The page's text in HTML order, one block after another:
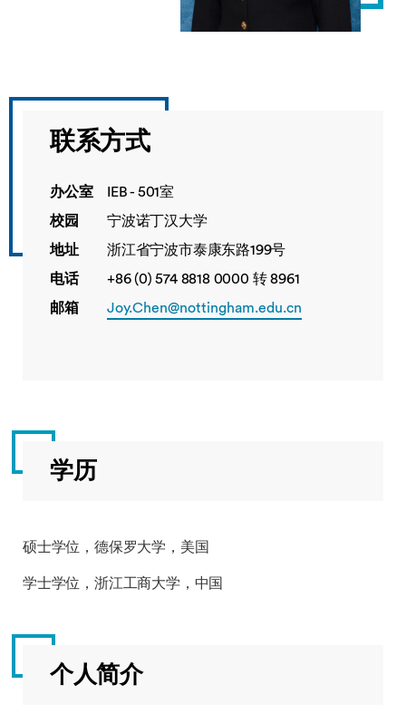
联系方式
办公室
IEB - 501室
校园
宁波诺丁汉大学
地址
浙江省宁波市泰康东路199号
电话
+86 (0) 574 8818 0000 转 8961
邮箱
Joy.Chen@nottingham.edu.cn
学历
硕士学位，德保罗大学，美国
学士学位，浙江工商大学，中国
个人简介